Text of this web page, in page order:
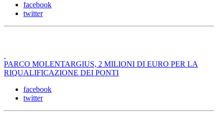
facebook
twitter
PARCO MOLENTARGIUS, 2 MILIONI DI EURO PER LA
RIQUALIFICAZIONE DEI PONTI
facebook
twitter